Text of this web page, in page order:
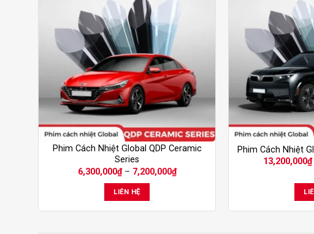
Phim Cách Nhiệt Global QDP Ceramic
Series
6,300,000₫ – 7,200,000₫Khoảng
giá:
7,200,000₫
LIÊN HỆ
Sản
Phim Cách Nhiệt
13,200,000₫
Sản